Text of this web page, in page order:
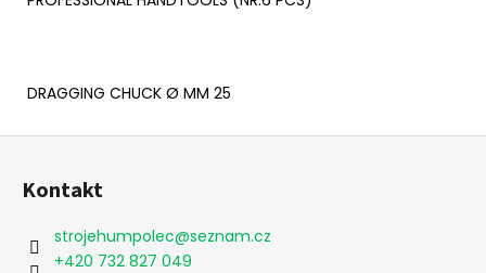
DRAGGING CHUCK Ø MM 25
Z
Kontakt
strojehumpolec@seznam.cz
+420 732 827 049